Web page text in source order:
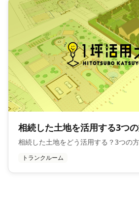
相続した土地を活用する3つ
相続した土地をどう活用する？3つの
トランクルーム